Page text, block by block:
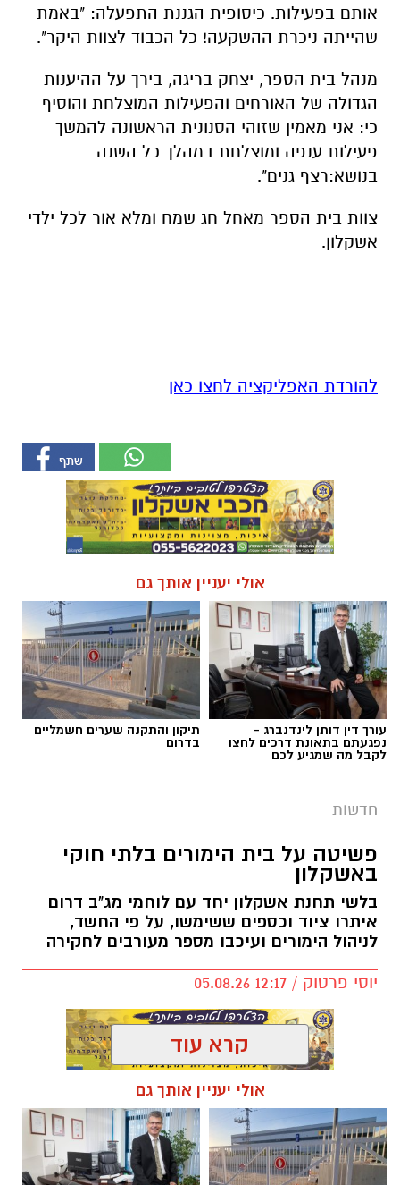
אותם בפעילות. כיסופית הגננת התפעלה: "באמת
שהייתה ניכרת ההשקעה! כל הכבוד לצוות היקר".
מנהל בית הספר, יצחק בריגה, בירך על ההיענות
הגדולה של האורחים והפעילות המוצלחת והוסיף
כי: אני מאמין שזוהי הסנונית הראשונה להמשך
פעילות ענפה ומוצלחת במהלך כל השנה
בנושא:רצף גנים".
צוות בית הספר מאחל חג שמח ומלא אור לכל ילדי
אשקלון.
להורדת האפליקציה לחצו כאן
אולי יעניין אותך גם
עורך דין דותן לינדנברג -
נפגעתם בתאונת דרכים לחצו
לקבל מה שמגיע לכם
תיקון והתקנה שערים חשמליים
בדרום
חדשות
פשיטה על בית הימורים בלתי חוקי
באשקלון
בלשי תחנת אשקלון יחד עם לוחמי מג"ב דרום
איתרו ציוד וכספים ששימשו, על פי החשד,
לניהול הימורים ועיכבו מספר מעורבים לחקירה
יוסי פרטוק / 12:17 05.08.26
תגים:פשיטה על בית הימורים
קרא עוד
אולי יעניין אותך גם